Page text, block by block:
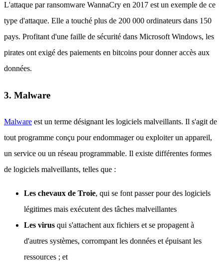
L'attaque par ransomware WannaCry en 2017 est un exemple de ce
type d'attaque. Elle a touché plus de 200 000 ordinateurs dans 150
pays. Profitant d'une faille de sécurité dans Microsoft Windows, les
pirates ont exigé des paiements en bitcoins pour donner accès aux
données.
3. Malware
Malware est un terme désignant les logiciels malveillants. Il s'agit de
tout programme conçu pour endommager ou exploiter un appareil,
un service ou un réseau programmable. Il existe différentes formes
de logiciels malveillants, telles que :
Les chevaux de Troie, qui se font passer pour des logiciels
légitimes mais exécutent des tâches malveillantes
Les virus qui s'attachent aux fichiers et se propagent à
d'autres systèmes, corrompant les données et épuisant les
ressources ; et